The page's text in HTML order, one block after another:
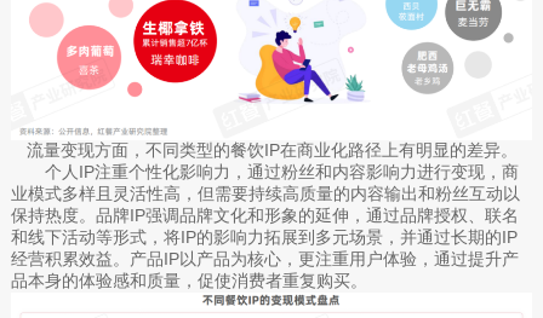
流量变现方面，不同类型的餐饮IP在商业化路径上有明显的差异。
个人IP注重个性化影响力，通过粉丝和内容影响力进行变现，商
业模式多样且灵活性高，但需要持续高质量的内容输出和粉丝互动以
保持热度。品牌IP强调品牌文化和形象的延伸，通过品牌授权、联名
和线下活动等形式，将IP的影响力拓展到多元场景，并通过长期的IP
经营积累效益。产品IP以产品为核心，更注重用户体验，通过提升产
品本身的体验感和质量，促使消费者重复购买。